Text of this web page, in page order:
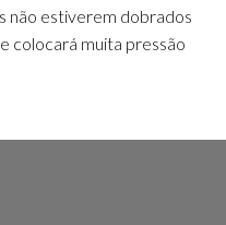
não estiverem dobrados
colocará muita pressão